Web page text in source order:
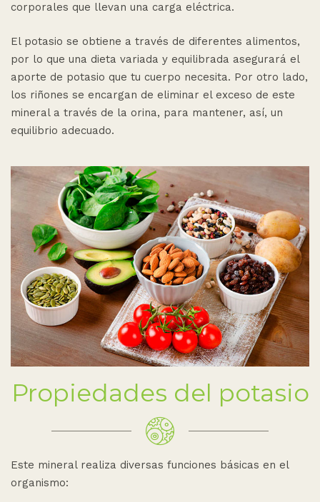
corporales que llevan una carga eléctrica.
El potasio se obtiene a través de diferentes alimentos,
por lo que una dieta variada y equilibrada asegurará el
aporte de potasio que tu cuerpo necesita. Por otro lado,
los riñones se encargan de eliminar el exceso de este
mineral a través de la orina, para mantener, así, un
equilibrio adecuado.
Propiedades del potasio
Este mineral realiza diversas funciones básicas en el
organismo: